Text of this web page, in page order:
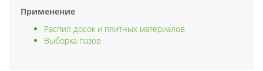
Применение
Распил досок и плитных материалов
Выборка пазов